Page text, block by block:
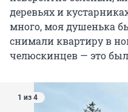
деревьях и
много, моя душенька
снимали квартиру в
челюскинцев — это
1 из 4